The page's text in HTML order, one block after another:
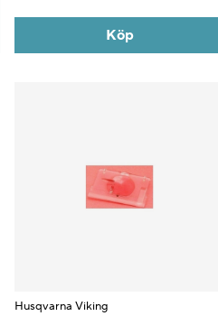
Köp
Husqvarna Viking